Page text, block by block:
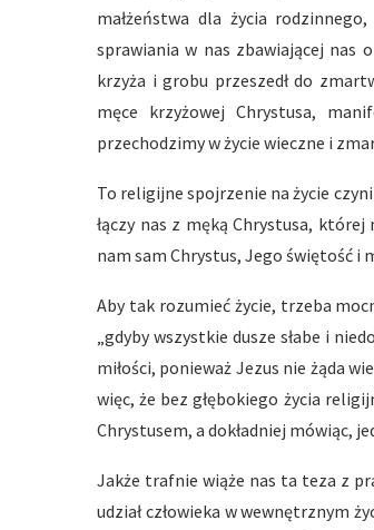
małżeństwa dla życia
sprawiania w nas zbawiającej nas
krzyża i grobu przeszedł do
męce krzyżowej Chrystusa,
przechodzimy w życie wieczne i
To religijne spojrzenie na życie
łączy nas z męką Chrystusa,
nam sam Chrystus, Jego świętość i
Aby tak rozumieć życie, trzeba
„gdyby wszystkie dusze słabe i
miłości, ponieważ Jezus nie żąda
więc, że bez głębokiego życia
Chrystusem, a dokładniej mówiąc,
Jakże trafnie wiąże nas ta teza z
udział człowieka w wewnętrznym